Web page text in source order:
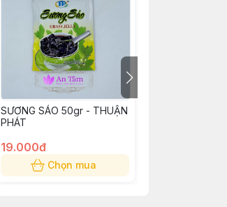
SƯƠNG SÁO 50gr - THUẬN
PHÁT
19.000đ
Chọn mua